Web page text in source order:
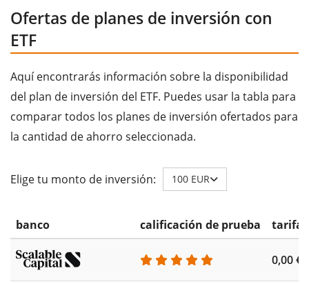
Ofertas de planes de inversión con
ETF
Aquí encontrarás información sobre la disponibilidad
del plan de inversión del ETF. Puedes usar la tabla para
comparar todos los planes de inversión ofertados para
la cantidad de ahorro seleccionada.
Elige tu monto de inversión: 100 EUR
banco calificación de prueba tarifa
0,00 €